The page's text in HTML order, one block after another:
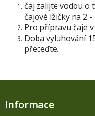
čaj zalijte vodou o
čajové lžičky na 2 -
Pro přípravu čaje
Doba vyluhování
přeceďte.
Informace